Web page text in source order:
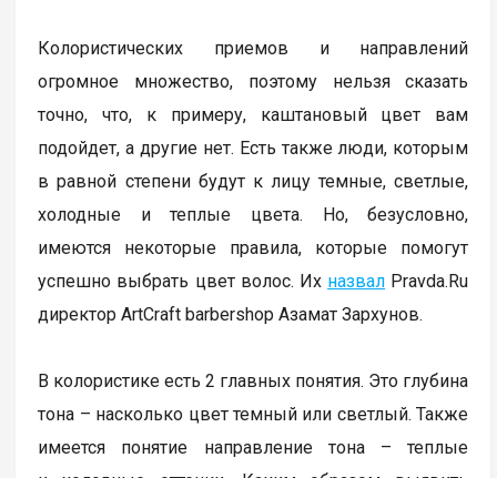
Колористических приемов и направлений
огромное множество, поэтому нельзя сказать
точно, что, к примеру, каштановый цвет вам
подойдет, а другие нет. Есть также люди, которым
в равной степени будут к лицу темные, светлые,
холодные и теплые цвета. Но, безусловно,
имеются некоторые правила, которые помогут
успешно выбрать цвет волос. Их назвал Pravda.Ru
директор ArtCraft barbershop Азамат Зархунов.
В колористике есть 2 главных понятия. Это глубина
тона – насколько цвет темный или светлый. Также
имеется понятие направление тона – теплые